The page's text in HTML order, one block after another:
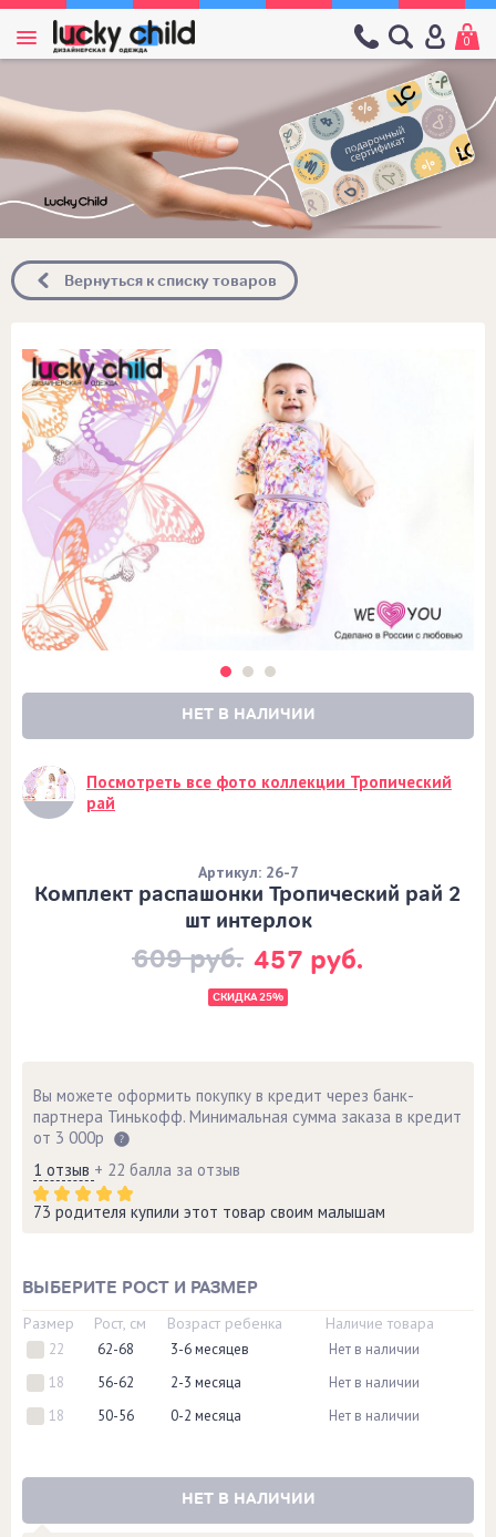
0
Вернуться к списку товаров
НЕТ В НАЛИЧИИ
Посмотреть все фото коллекции Тропический
рай
СКИДКА 25%
609 руб. 457 руб.
Комплект распашонки Тропический рай 2
шт интерлок
Артикул: 26-7
Вы можете оформить покупку в кредит через банк-
партнера Тинькофф. Минимальная сумма заказа в кредит
от 3 000р
1 отзыв + 22 балла за отзыв
73 родителя купили этот товар своим малышам
ВЫБЕРИТЕ РОСТ И РАЗМЕР
Размер Рост, см Возраст ребенка Наличие товара
22 62-68 3-6 месяцев
Нет в наличии
18
56-62 2-3 месяца
Нет в наличии
18
50-56 0-2 месяца Нет в наличии
НЕТ В НАЛИЧИИ